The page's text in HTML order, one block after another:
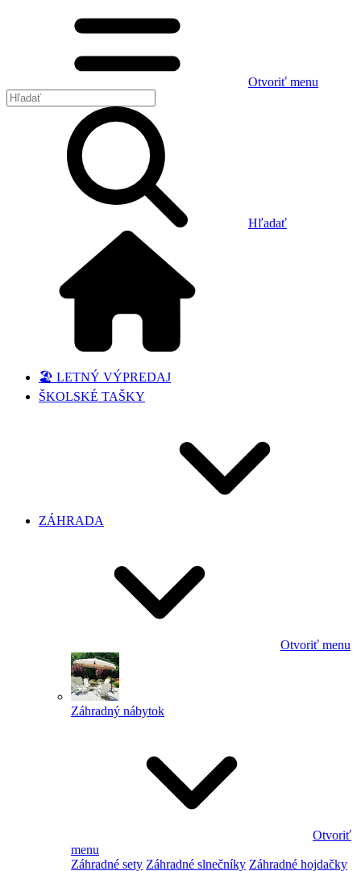
Otvoriť menu
Hľadať
🏖️ LETNÝ VÝPREDAJ
ŠKOLSKÉ TAŠKY
ZÁHRADA
Otvoriť menu
Záhradný nábytok
Otvoriť
menu
Záhradné sety Záhradné slnečníky Záhradné hojdačky